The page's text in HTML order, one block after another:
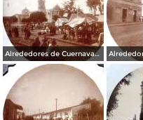
Alrededores de Cuernavaca Morelos.